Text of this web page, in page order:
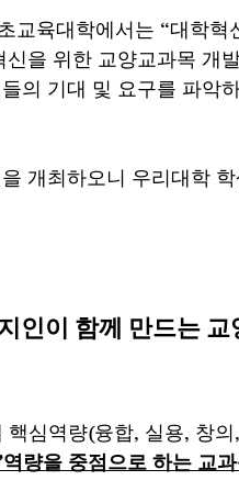
교육대학에서는 “대학
신을 위한 교양교과목 개
의 기대 및 요구를 파악
개최하오니 우리대학
지인이 함께 만드는
핵심역량(융합, 실용, 창
’역량을 중점으로 하는 교